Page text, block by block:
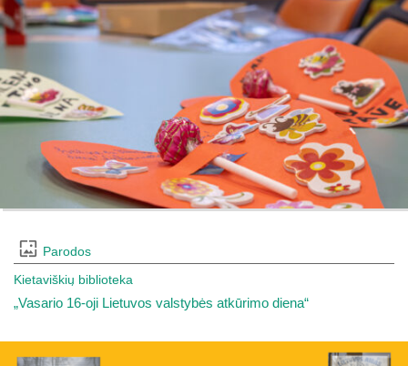
Parodos
Kietaviškių biblioteka
„Vasario 16-oji Lietuvos valstybės atkūrimo diena“